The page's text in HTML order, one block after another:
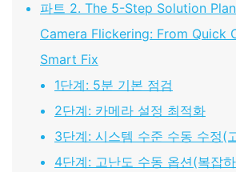
파트 2. The 5-Step Solution
Camera Flickering: From Quick
Smart Fix
1단계: 5분 기본 점검
2단계: 카메라 설정 최적화
3단계: 시스템 수준 수동 수정(
4단계: 고난도 수동 옵션(복잡